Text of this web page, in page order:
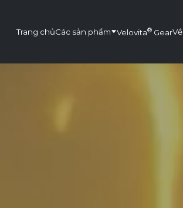
Trang chủCác sản phẩm Velovita® GearVề